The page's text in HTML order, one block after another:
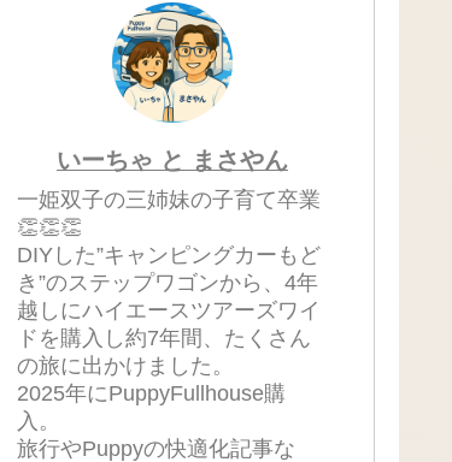
いーちゃ と まさやん
一姫双子の三姉妹の子育て卒業
👏👏👏
DIYした”キャンピングカーもど
き”のステップワゴンから、4年
越しにハイエースツアーズワイ
ドを購入し約7年間、たくさん
の旅に出かけました。
2025年にPuppyFullhouse購
入。
旅行やPuppyの快適化記事な